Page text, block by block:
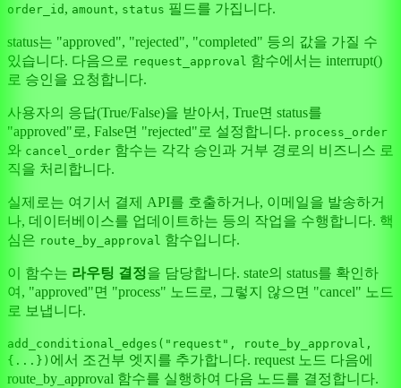
order_id , amount, status 필드를 가집니다.
status는 "approved", "rejected", "completed" 등의 값을 가질 수
있습니다. 다음으로 request_approval 함수에서는 interrupt()
로 승인을 요청합니다.
사용자의 응답(True/False)을 받아서, True면 status를
"approved"로, False면 "rejected"로 설정합니다. process_order
와 cancel_order 함수는 각각 승인과 거부 경로의 비즈니스 로
직을 처리합니다.
실제로는 여기서 결제 API를 호출하거나, 이메일을 발송하거
나, 데이터베이스를 업데이트하는 등의 작업을 수행합니다. 핵
심은 route_by_approval 함수입니다.
이 함수는 라우팅 결정을 담당합니다. state의 status를 확인하
여, "approved"면 "process" 노드로, 그렇지 않으면 "cancel" 노드
로 보냅니다.
add_conditional_edges("request", route_by_approval,
{...}) 에서 조건부 엣지를 추가합니다. request 노드 다음에
route_by_approval 함수를 실행하여 다음 노드를 결정합니다.